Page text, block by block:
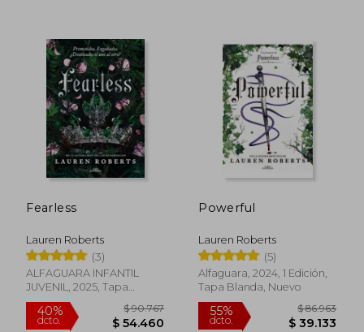
40%
dcto.
$ 83.034
$ 49.820
55%
dcto.
$
$
Fearless
Lauren Roberts
(3)
ALFAGUARA INFANTIL
JUVENIL, 2025, Tapa
Blanda, Nuevo
Powerful
Lauren Roberts
(5)
Alfaguara, 2024, 1 Edición,
Tapa Blanda, Nuevo